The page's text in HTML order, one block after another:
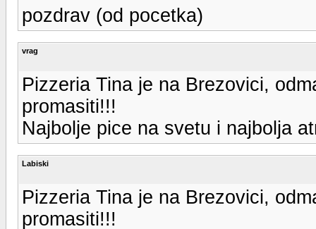
pozdrav (od pocetka)
vrag
Pizzeria Tina je na Brezovici,
promasiti!!!
Najbolje pice na svetu i najbolja
Labiski
Pizzeria Tina je na Brezovici,
promasiti!!!